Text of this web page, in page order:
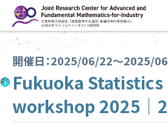
へ
HOME
2026年度公募
開催日：2025/06/22～2025/
Fukuoka Statistics
workshop 2025｜